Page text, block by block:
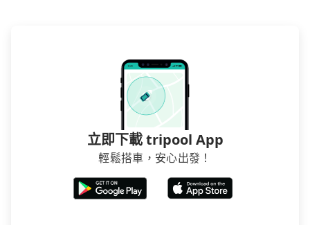
立即下載 tripool App
輕鬆搭車，安心出發！